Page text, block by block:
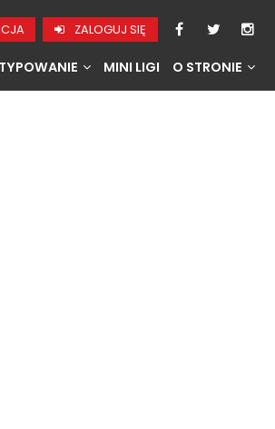
ZALOGUJ SIĘ
TYPOWANIE MINI LIGI O STRONIE